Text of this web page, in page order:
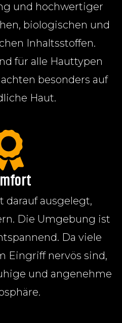
und hochwertiger
biologischen und
Inhaltsstoffen.
für alle Hauttypen
besonders auf
Haut.
darauf ausgelegt,
Die Umgebung ist
Da viele
Eingriff nervös sind,
und angenehme